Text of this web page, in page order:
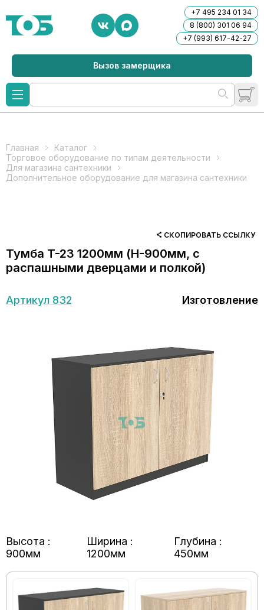
+7 495 234 01 34
8 (800) 301 06 94
+7 (993) 617-42-27
Вызов замерщика
Главная
Каталог
Торговое оборудование по типам деятельности
Для магазина сантехники
Дополнительное оборудование для магазина сантехники
СКОПИРОВАТЬ ССЫЛКУ
Тумба T-23 1200мм (H-900мм, с
распашными дверцами и полкой)
Артикул 832 Изготовление
Высота :
900мм
Ширина :
1200мм
Глубина :
450мм